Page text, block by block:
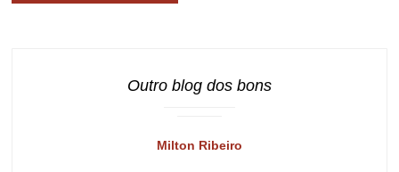
Outro blog dos bons
Milton Ribeiro